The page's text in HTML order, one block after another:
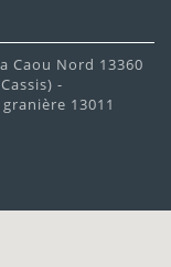
Caou Nord 13360
-
13011